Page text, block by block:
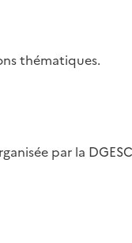
thématiques.
par la